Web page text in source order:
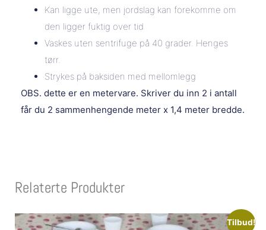
Kan ligge ute, men jordslag kan forekomme om
den ligger fuktig over tid
Vaskes uten sentrifuge på 40 grader. Henges
tørr.
Strykes på baksiden med mellomlegg
OBS. dette er en metervare. Skriver du inn 2 i antall
får du 2 sammenhengende meter x 1,4 meter bredde.
Relaterte Produkter
Tilbud!